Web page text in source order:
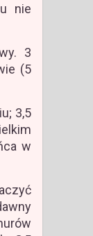
nie
3
(5
3,5
w